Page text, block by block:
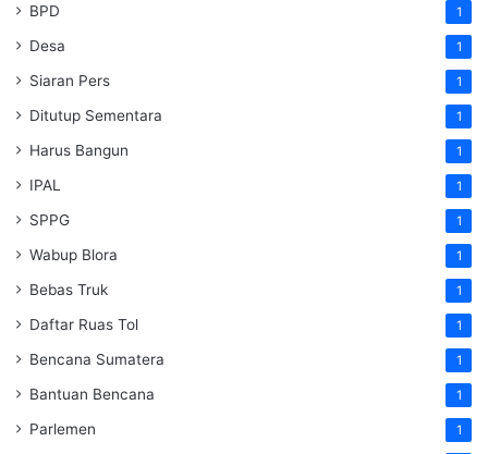
BPD 1
Desa 1
Siaran Pers 1
Ditutup Sementara 1
Harus Bangun 1
IPAL 1
SPPG 1
Wabup Blora 1
Bebas Truk 1
Daftar Ruas Tol 1
Bencana Sumatera 1
Bantuan Bencana 1
Parlemen 1